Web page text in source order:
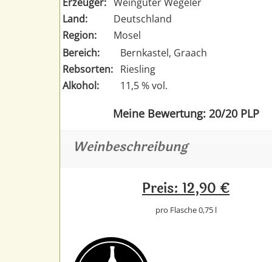
Land:
Deutschland
Region:
Mosel
Bereich:
Bernkastel, Graach
Rebsorten: Riesling
Alkohol:
11,5 % vol.
Meine Bewertung: 20/20 PLP
Weinbeschreibung
Preis: 12,90 €
pro Flasche 0,75 l